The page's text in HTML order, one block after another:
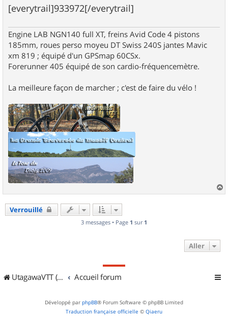
g
e
[everytrail]933972[/everytrail]
Engine LAB NGN140 full XT, freins Avid Code 4 pistons
185mm, roues perso moyeu DT Swiss 240S jantes Mavic
xm 819 ; équipé d'un GPSmap 60CSx.
Forerunner 405 équipé de son cardio-fréquencemètre.
La meilleure façon de marcher ; c'est de faire du vélo !
a
Verrouillé
3 messages • Page 1 sur 1
Aller
UtagawaVTT (Randos VTT et VTTAE avec traces GPS) Accueil forum
Développé par phpBB® Forum Software © phpBB Limited
Traduction française officielle © Qiaeru